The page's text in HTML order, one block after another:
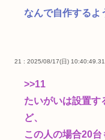
なんで自作するよ
21 : 2025/08/17(日) 10:40:49.31
>>11
たいがいは設置す
ど、
この人の場合20